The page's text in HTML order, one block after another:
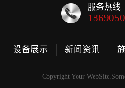
服务热线
设备展示 新闻资讯
Copyright Your